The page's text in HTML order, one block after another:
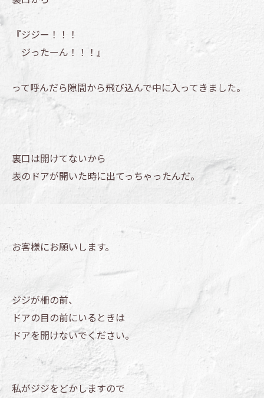
『ジジー！！！
ジったーん！！！』
って呼んだら隙間から飛び込んで中に入ってきました。
裏口は開けてないから
表のドアが開いた時に出てっちゃったんだ。
お客様にお願いします。
ジジが柵の前、
ドアの目の前にいるときは
ドアを開けないでください。
私がジジをどかしますので